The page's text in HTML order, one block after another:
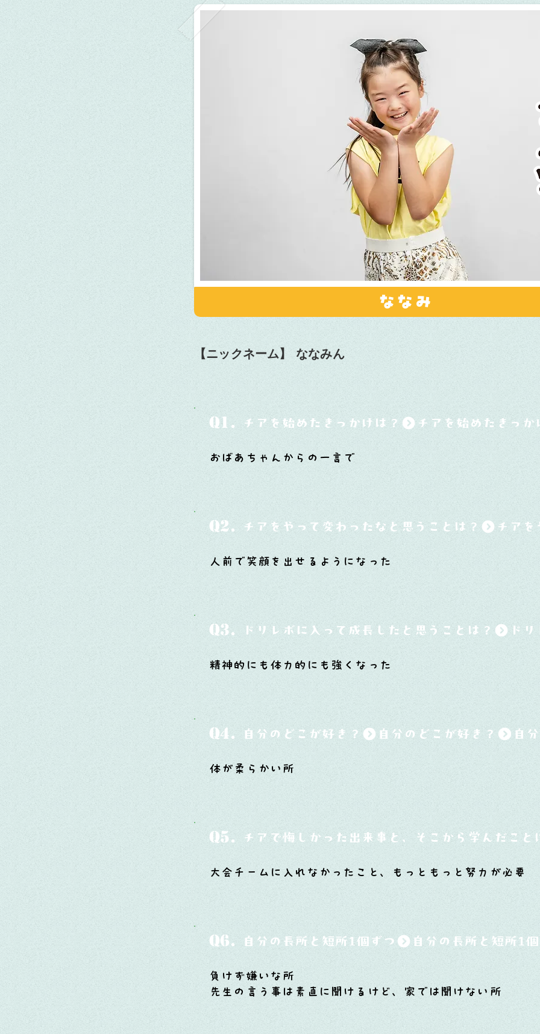
ななみ
【ニックネーム】 ななみん
Q1. チアを始めたきっかけは？
おばあちゃんからの一言で
Q2. チアをやって変わったなと思うことは？
人前で笑顔を出せるようになった
Q3. ドリレボに入って成長したと思うことは？
精神的にも体力的にも強くなった
Q4. 自分のどこが好き？
体が柔らかい所
Q5. チアで悔しかった出来事と、そこから学んだこと
大会チームに入れなかったこと、もっともっと努力が必要
Q6. 自分の長所と短所1個ずつ
負けず嫌いな所
先生の言う事は素直に聞けるけど、家では聞けない所